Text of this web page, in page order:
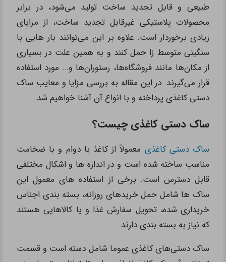
طبیعی و قابل تجدید ساخت تولید می‌شود، در برابر
محصولات پلاستیکی غیرقابل تجدید ساخت، از مزایای
زیادی برخوردار است. علاوه بر این می‌توانند بار هایی با
سنگینی متوسط زا حمل کنند و به همین علت در بسیاری
از مکان‌ها مانند فروشگاه‌ها، رستوران‌ها و... مورد استفاده
قرار می‌گیرند. در این مقاله به بررسی مزایا و معایب ساک
دستی‌ کاغذی پرداخته و با انواع آن آشنا خواهیم شد.
ساک دستی کاغذی چیست؟
ساک دستی کاغذی معمولاً از کاغذ با دوام و با ضخامت
مناسب ساخته شده است و در اندازه ها و اشکال مختلفی
قابل دسترس است. برخی از استفاده های معمول این
ساک ها شامل حمل خریدهای روزانه، بسته بندی اجناس
خریداری شده، تحویل سفارش غذا و یا کالاهایی هستند
که نیاز به بسته بندی دارند.
ساک دستی‌های کاغذی عموما شامل دسته است و قسمت